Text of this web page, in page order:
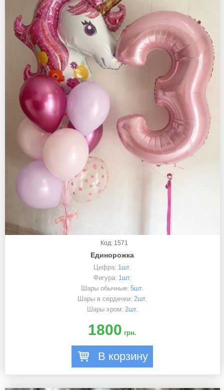
Код: 1571
Единорожка
Цифра: 1шт.
Фигура: 1шт.
Шары обычные: 5шт.
Шары в сердечки: 2шт.
Шары хром: 2шт.
1800 грн.
В корзину